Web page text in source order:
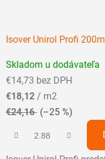
Isover Unirol Profi
hodnotenie
produktu
je
5,0
Skladom u dodávateľa
€14,73 bez DPH
€18,12 / m2
€24,16 (–25 %)